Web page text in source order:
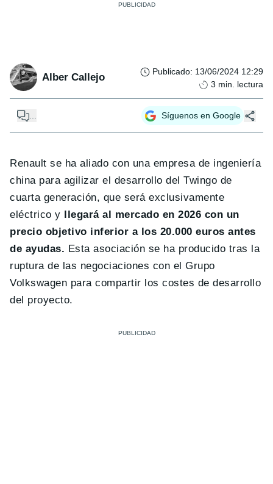
Alber Callejo Publicado: 13/06/2024 12:29
3 min. lectura
... Síguenos en Google
Renault se ha aliado con una empresa de ingeniería
china para agilizar el desarrollo del Twingo de
cuarta generación, que será exclusivamente
eléctrico y
llegará al mercado en 2026 con un
precio objetivo inferior a los 20.000 euros antes
de ayudas. Esta asociación se ha producido tras la
ruptura de las negociaciones con el Grupo
Volkswagen para compartir los costes de desarrollo
del proyecto.